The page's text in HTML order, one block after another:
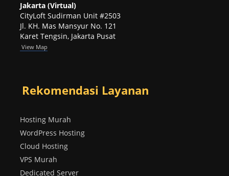
Jakarta (Virtual)
CityLoft Sudirman Unit #2503
Jl. KH. Mas Mansyur No. 121
Karet Tengsin, Jakarta Pusat
View Map
Rekomendasi Layanan
Hosting Murah
WordPress Hosting
Cloud Hosting
VPS Murah
Dedicated Server